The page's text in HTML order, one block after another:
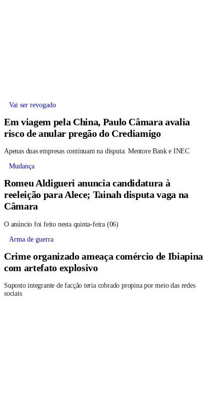
Vai ser revogado
Em viagem pela China, Paulo Câmara avalia
risco de anular pregão do Crediamigo
Apenas duas empresas continuam na disputa: Mentore Bank e INEC
Mudança
Romeu Aldigueri anuncia candidatura à
reeleição para Alece; Tainah disputa vaga na
Câmara
O anúncio foi feito nesta quinta-feira (06)
Arma de guerra
Crime organizado ameaça comércio de Ibiapina
com artefato explosivo
Suposto integrante de facção teria cobrado propina por meio das redes
sociais